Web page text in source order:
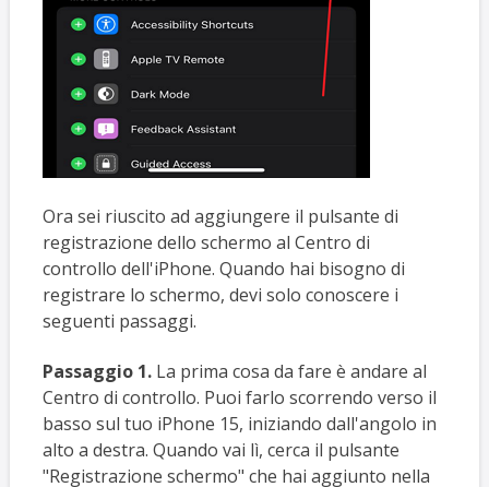
Ora sei riuscito ad aggiungere il pulsante di
registrazione dello schermo al Centro di
controllo dell'iPhone. Quando hai bisogno di
registrare lo schermo, devi solo conoscere i
seguenti passaggi.
Passaggio 1.La prima cosa da fare è andare al
Centro di controllo. Puoi farlo scorrendo verso il
basso sul tuo iPhone 15, iniziando dall'angolo in
alto a destra. Quando vai lì, cerca il pulsante
"Registrazione schermo" che hai aggiunto nella